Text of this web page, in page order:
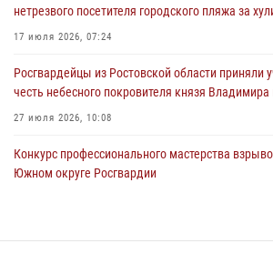
нетрезвого посетителя городского пляжа за
17 июля 2026, 07:24
Росгвардейцы из Ростовской области приняли
честь небесного покровителя князя
27 июля 2026, 10:08
Конкурс профессионального мастерства
Южном округе Росгвардии